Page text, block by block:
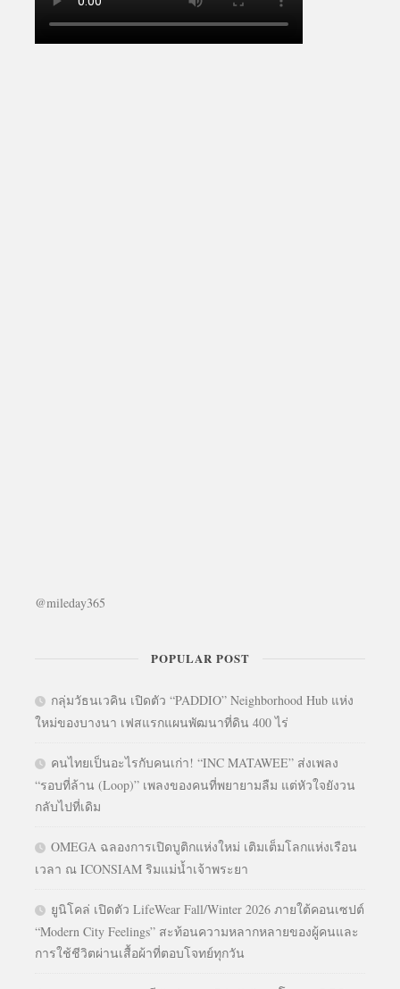
@mileday365
POPULAR POST
กลุ่มวัธนเวคิน เปิดตัว “PADDIO” Neighborhood Hub แห่ง
ใหม่ของบางนา เฟสแรกแผนพัฒนาที่ดิน 400 ไร่
คนไทยเป็นอะไรกับคนเก่า! “INC MATAWEE” ส่งเพลง
“รอบที่ล้าน (Loop)” เพลงของคนที่พยายามลืม แต่หัวใจยังวน
กลับไปที่เดิม
OMEGA ฉลองการเปิดบูติกแห่งใหม่ เติมเต็มโลกแห่งเรือน
เวลา ณ ICONSIAM ริมแม่น้ำเจ้าพระยา
ยูนิโคล่ เปิดตัว LifeWear Fall/Winter 2026 ภายใต้คอนเซปต์
“Modern City Feelings” สะท้อนความหลากหลายของผู้คนและ
การใช้ชีวิตผ่านเสื้อผ้าที่ตอบโจทย์ทุกวัน